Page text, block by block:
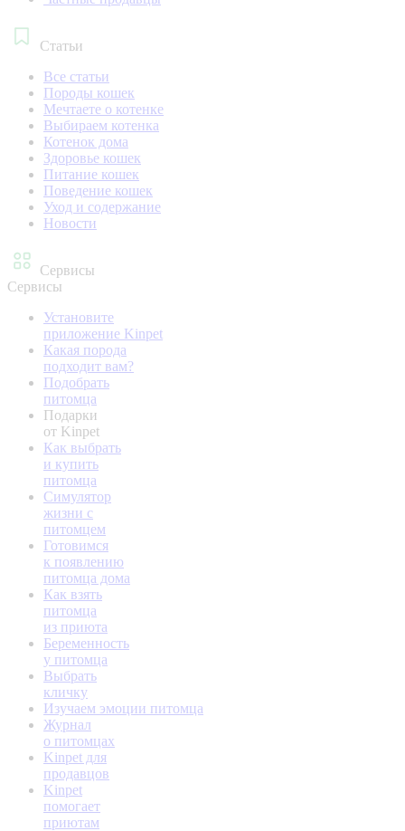
Статьи
Все статьи
Породы кошек
Мечтаете о котенке
Выбираем котенка
Котенок дома
Здоровье кошек
Питание кошек
Поведение кошек
Уход и содержание
Новости
Сервисы
Сервисы
Установите
приложение Kinpet
Какая порода
подходит вам?
Подобрать
питомца
Подарки
от Kinpet
Как выбрать
и купить
питомца
Симулятор
жизни с
питомцем
Готовимся
к появлению
питомца дома
Как взять
питомца
из приюта
Беременность
у питомца
Выбрать
кличку
Изучаем эмоции питомца
Журнал
о питомцах
Kinpet для
продавцов
Kinpet
помогает
приютам